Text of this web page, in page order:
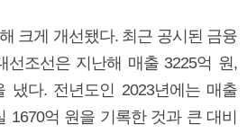
크게 개선됐다. 최근 공시된 금융
선조선은 지난해 매출 3225억 원,
냈다. 전년도인 2023년에는 매출
1670억 원을 기록한 것과 큰 대비